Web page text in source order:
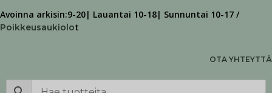
Avoinna arkisin:9-20| Lauantai 10-18| Sunnuntai 10-17 /
Poikkeusaukiolot
OTA YHTEYTTÄ